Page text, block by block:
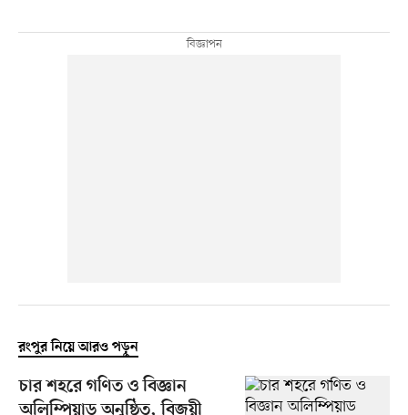
রংপুর নিয়ে আরও পড়ুন
চার শহরে গণিত ও বিজ্ঞান